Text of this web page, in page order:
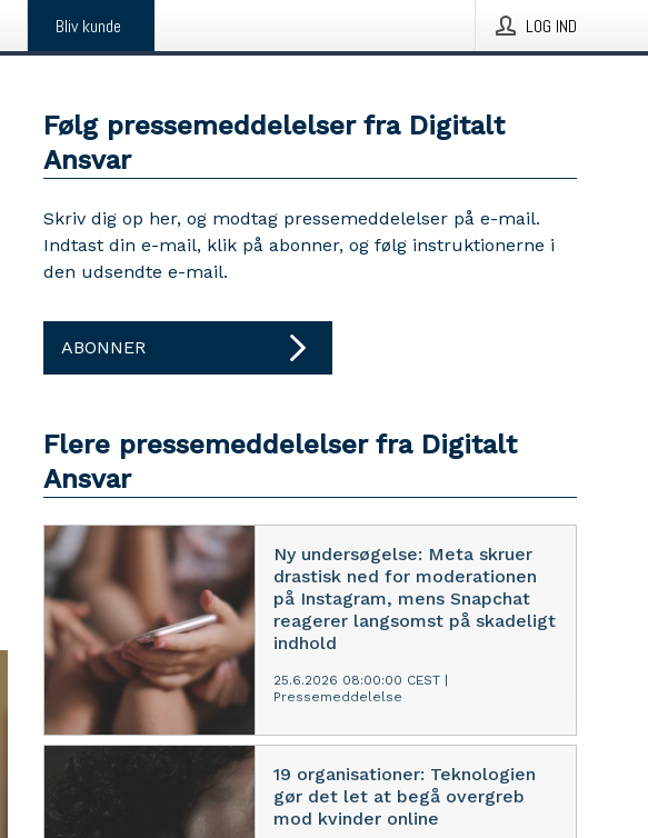
Bliv kunde LOG IND
Følg pressemeddelelser fra Digitalt
Ansvar
Skriv dig op her, og modtag pressemeddelelser på e-mail.
Indtast din e-mail, klik på abonner, og følg instruktionerne i
den udsendte e-mail.
ABONNER
Flere pressemeddelelser fra Digitalt
Ansvar
Ny undersøgelse: Meta skruer
drastisk ned for moderationen
på Instagram, mens Snapchat
reagerer langsomst på skadeligt
indhold
25.6.2026 08:00:00 CEST
Pressemeddelelse
En ny undersøgelse fra Digitalt Ansvar
moderationen på Instagram med 74
% i løbet af 2025. Samtidig er
Snapchat den langsomste af de
19 organisationer: Teknologien
gør det let at begå overgreb
mod kvinder online